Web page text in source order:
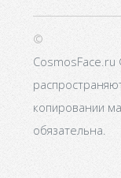
©
CosmosFace.ru
копировании
обязательна.